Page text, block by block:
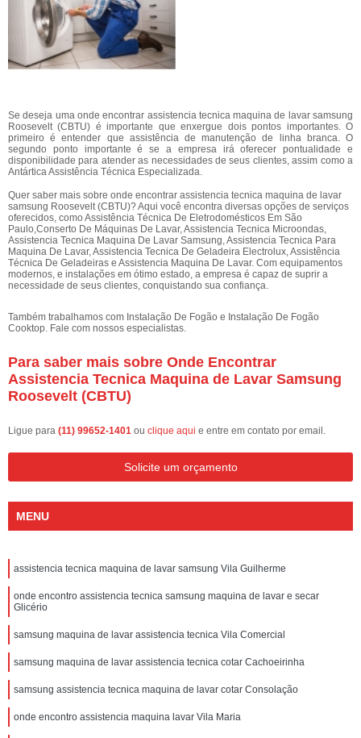
Se deseja uma onde encontrar assistencia tecnica maquina de lavar samsung
Roosevelt (CBTU) é importante que enxergue dois pontos importantes. O
primeiro é entender que assistência de manutenção de linha branca. O
segundo ponto importante é se a empresa irá oferecer pontualidade e
disponibilidade para atender as necessidades de seus clientes, assim como a
Antártica Assistência Técnica Especializada.
Quer saber mais sobre onde encontrar assistencia tecnica maquina de lavar
samsung Roosevelt (CBTU)? Aqui você encontra diversas opções de serviços
oferecidos, como Assistência Técnica De Eletrodomésticos Em São
Paulo,Conserto De Máquinas De Lavar, Assistencia Tecnica Microondas,
Assistencia Tecnica Maquina De Lavar Samsung, Assistencia Tecnica Para
Maquina De Lavar, Assistencia Tecnica De Geladeira Electrolux, Assistência
Técnica De Geladeiras e Assistencia Maquina De Lavar. Com equipamentos
modernos, e instalações em ótimo estado, a empresa é capaz de suprir a
necessidade de seus clientes, conquistando sua confiança.
Também trabalhamos com Instalação De Fogão e Instalação De Fogão
Cooktop. Fale com nossos especialistas.
Para saber mais sobre Onde Encontrar
Assistencia Tecnica Maquina de Lavar Samsung
Roosevelt (CBTU)
Ligue para (11) 99652-1401 ou clique aqui e entre em contato por email.
Solicite um orçamento
MENU
assistencia tecnica maquina de lavar samsung Vila Guilherme
onde encontro assistencia tecnica samsung maquina de lavar e secar
Glicério
samsung maquina de lavar assistencia tecnica Vila Comercial
samsung maquina de lavar assistencia tecnica cotar Cachoeirinha
samsung assistencia tecnica maquina de lavar cotar Consolação
onde encontro assistencia maquina lavar Vila Maria